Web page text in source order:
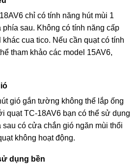
chỉ có tính năng hút mùi 1
sau. Không có tính năng cấp
cua tico. Nếu cần quạt có tính
tham khảo các model 15AV6,
gió gắn tường không thể lắp ống
quạt TC-18AV6 bạn có thể sử dụng
sau có cửa chắn gió ngăn mùi thổi
không hoạt động.
dụng bền